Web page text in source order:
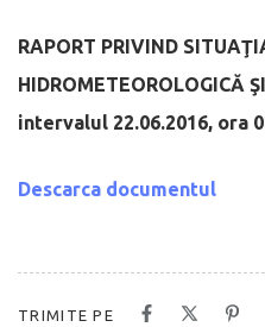
RAPORT PRIVIND
HIDROMETEOROLOGICĂ
intervalul 22.06.2016, ora
Descarca documentul
TRIMITE PE